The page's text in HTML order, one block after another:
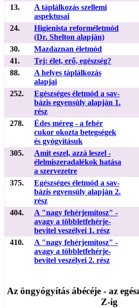
13.
A táplálkozás szellemi
aspektusai
24.
Higienista reforméletmód
(Dr. Shelton alapján)
30. Mazdaznan életmód
41.
Tej: élet, erő, egészség?
88.
A helyes táplálkozás
alapjai
252.
Egészséges életmód a sav-
bázis egyensúly alapján 1.
rész
278.
Édes méreg - a fehér
cukor okozta betegségek
és gyógyításuk
305.
Amit eszel, azzá leszel -
élelmiszeradalékok hatása
a szervezetre
375.
Egészséges életmód a sav-
bázis egyensúly alapján 2.
rész
404.
A "nagy fehérjemítosz" -
avagy a többletfehérje-
bevitel veszélyei 1. rész
410.
A "nagy fehérjemítosz" -
avagy a többletfehérje-
bevitel veszélyei 2. rész
Az öngyógyítás ábécéje - az
Z-ig